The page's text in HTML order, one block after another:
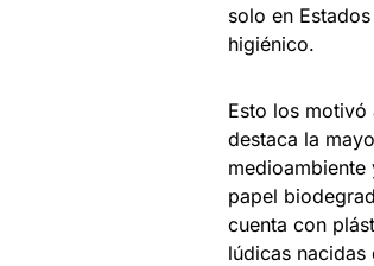
solo en
higiénico.
Esto los motivó
destaca la
medioambiente
papel
cuenta con
lúdicas nacidas